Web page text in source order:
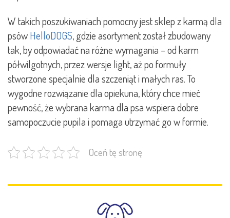
W takich poszukiwaniach pomocny jest sklep z karmą dla
psówHelloDOGS, gdzie asortyment został zbudowany
tak, by odpowiadać na różne wymagania – od karm
półwilgotnych, przez wersje light, aż po formuły
stworzone specjalnie dla szczeniąt i małych ras. To
wygodne rozwiązanie dla opiekuna, który chce mieć
pewność, że wybrana karma dla psa wspiera dobre
samopoczucie pupila i pomaga utrzymać go w formie.
Oceń tę stronę